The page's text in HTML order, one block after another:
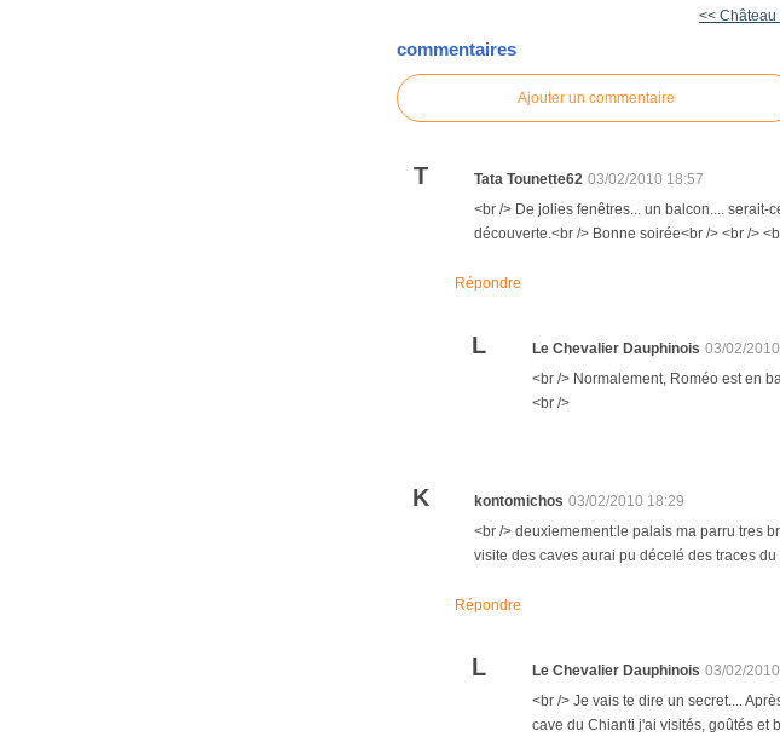
<< Château
commentaires
Ajouter un commentaire
T Tata Tounette62 03/02/2010 18:57
<br /> De jolies fenêtres... un balcon.... serait-
découverte.<br /> Bonne soirée<br /> <br />
Répondre
L Le Chevalier Dauphinois 03/02/
<br /> Normalement, Roméo est en
<br />
K kontomichos 03/02/2010 18:29
<br /> deuxiemement:le palais ma parru tres
visite des caves aurai pu décelé des traces
Répondre
L Le Chevalier Dauphinois 03/02/
<br /> Je vais te dire un secret....
cave du Chianti j'ai visités, goûtés et